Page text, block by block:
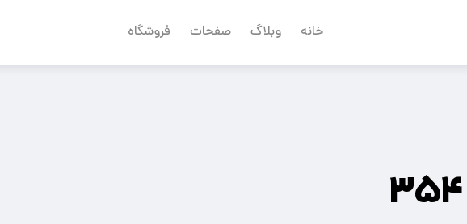
خانه وبلاگ صفحات فروشگاه